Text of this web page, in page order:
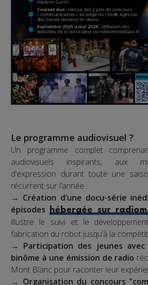
Le programme audiovisuel ?
Un programme complet
audiovisuels inspirants, aux
d'expression durant toute une
récurrent sur l’année :
→ Création d’une docu-série
épisodes
hébergée sur
illustre le suivi et le
fabrication du robot jusqu’à la
→ Participation des jeunes
binôme à une émission de radio
Mont Blanc pour raconter leur
→ Organisation du concours